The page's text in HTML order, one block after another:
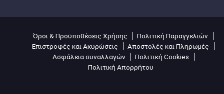
Όροι & Προϋποθέσεις Χρήσης
Πολιτική Παραγγελιών
Επιστροφές και Ακυρώσεις
Αποστολές και Πληρωμές
Ασφάλεια συναλλαγών
Πολιτική Cookies
Πολιτική Απορρήτου